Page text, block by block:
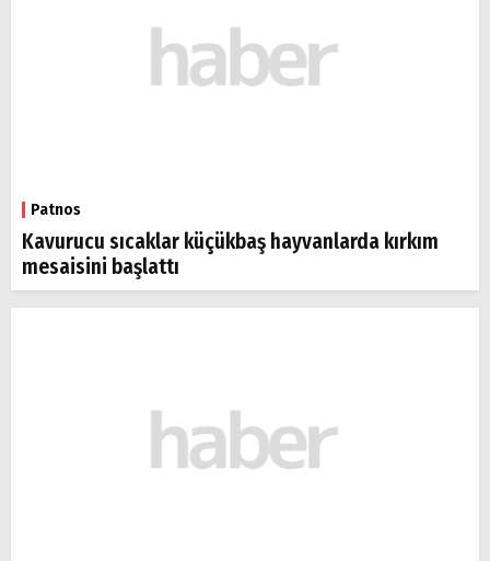
Patnos
Kavurucu sıcaklar küçükbaş hayvanlarda kırkım
mesaisini başlattı